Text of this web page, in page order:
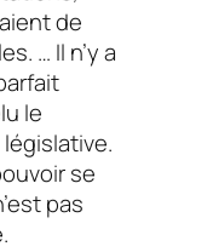
de
… Il n’y a
le
se
pas